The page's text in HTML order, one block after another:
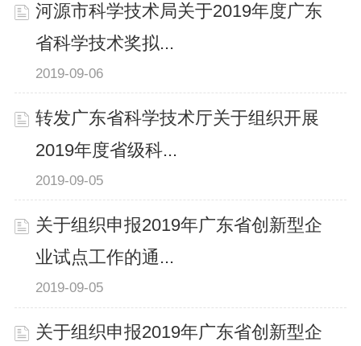
河源市科学技术局关于2019年度广东
省科学技术奖拟...
2019-09-06
转发广东省科学技术厅关于组织开展
2019年度省级科...
2019-09-05
关于组织申报2019年广东省创新型企
业试点工作的通...
2019-09-05
关于组织申报2019年广东省创新型企